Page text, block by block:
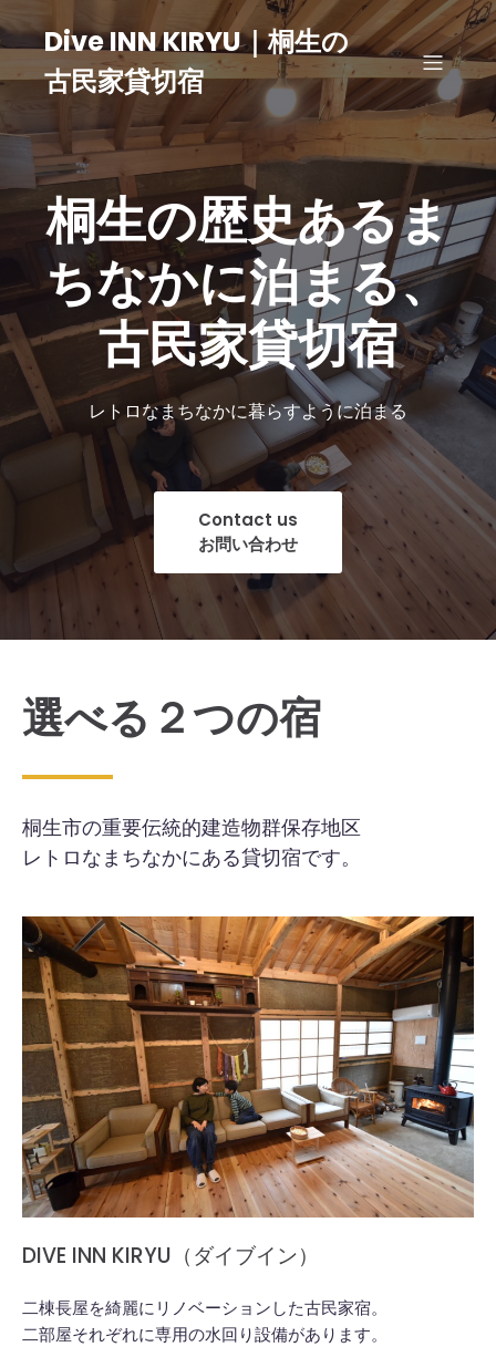
Dive INN KIRYU｜桐生の
古民家貸切宿
桐生の歴史あるま
ちなかに泊まる、
古民家貸切宿
レトロなまちなかに暮らすように泊まる
Contact us
お問い合わせ
選べる２つの宿
桐生市の重要伝統的建造物群保存地区
レトロなまちなかにある貸切宿です。
DIVE INN KIRYU（ダイブイン）
二棟長屋を綺麗にリノベーションした古民家宿。
二部屋それぞれに専用の水回り設備があります。